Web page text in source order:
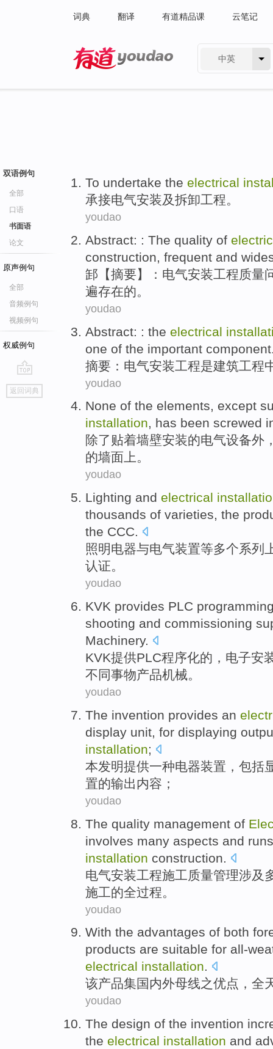
词典 翻译 有道精品课 云笔记
中英
双语例句
全部
口语
书面语
论文
原声例句
全部
音频例句
视频例句
权威例句
go
top
返回词典
To undertake the electrical
承接电气安装及拆卸工程。
youdao
Abstract: : The quality of
construction, frequent and
䣃【摘要】： 电气安装工程质量
遍存在的。
youdao
Abstract: : the electrical
one of the important component
摘要 ： 电气安装工程是建筑工程
youdao
None of the elements, except
installation, has been screwed
除了 贴着墙壁安装的电气设备外
的墙面上。
youdao
Lighting and electrical
thousands of varieties, the
the CCC.
照明电器与电气装置等多个系列
认证。
youdao
KVK provides PLC
shooting and commissioning
Machinery.
KVK提供PLC程序化的， 电子安
不同事物产品机械。
youdao
The invention provides an
display unit, for displaying
installation;
本发明提供一种电器装置 ， 包括
置的输出内容 ；
youdao
The quality management of
involves many aspects and runs
installation construction.
电气安装工程施工 质量管理涉及
施工的全过程 。
youdao
With the advantages of both
products are suitable for all-
electrical installation.
该产品集国内外母线之优点 ， 全
youdao
The design of the invention
the electrical installation and